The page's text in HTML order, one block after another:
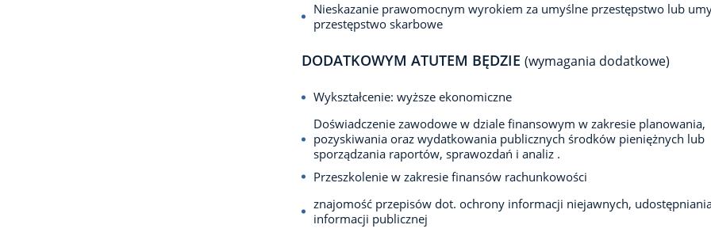
Nieskazanie prawomocnym wyrokiem za umyślne przestępstwo lub
przestępstwo skarbowe
DODATKOWYM ATUTEM BĘDZIE (wymagania dodatkowe)
Wykształcenie: wyższe ekonomiczne
Doświadczenie zawodowe w dziale finansowym w zakresie planowania,
pozyskiwania oraz wydatkowania publicznych środków pieniężnych lub
sporządzania raportów, sprawozdań i analiz .
Przeszkolenie w zakresie finansów rachunkowości
znajomość przepisów dot. ochrony informacji niejawnych,
informacji publicznej